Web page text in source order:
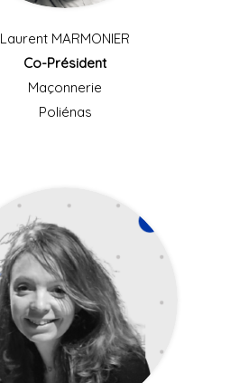
Laurent MARMONIER
Co-Président
Maçonnerie
Poliénas